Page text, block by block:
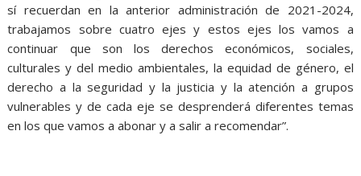
sí recuerdan en la anterior administración de 2021-2024,
trabajamos sobre cuatro ejes y estos ejes los vamos a
continuar que son los derechos económicos, sociales,
culturales y del medio ambientales, la equidad de género, el
derecho a la seguridad y la justicia y la atención a grupos
vulnerables y de cada eje se desprenderá diferentes temas
en los que vamos a abonar y a salir a recomendar”.